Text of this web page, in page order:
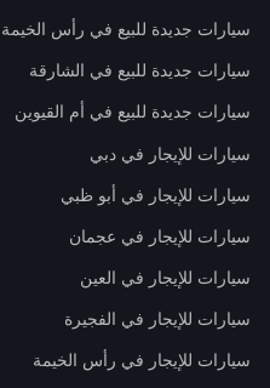
سيارات جديدة للبيع في رأس الخيمة
سيارات جديدة للبيع في الشارقة
سيارات جديدة للبيع في أم القيوين
سيارات للإيجار في دبي
سيارات للإيجار في أبو ظبي
سيارات للإيجار في عجمان
سيارات للإيجار في العين
سيارات للإيجار في الفجيرة
سيارات للإيجار في رأس الخيمة